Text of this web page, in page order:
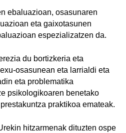
ebaluazioan, osasunaren
eta gaixotasunen
espezializatzen da.
du bortizkeria eta
osasunean eta larrialdi eta
eta problematika
psikologikoaren benetako
praktikoa emateak.
hitzarmenak dituzten ospe